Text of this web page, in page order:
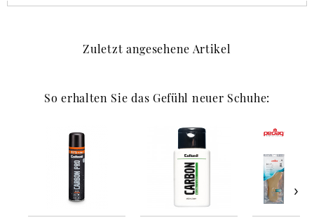
Zuletzt angesehene Artikel
So erhalten Sie das Gefühl neuer Schuhe: